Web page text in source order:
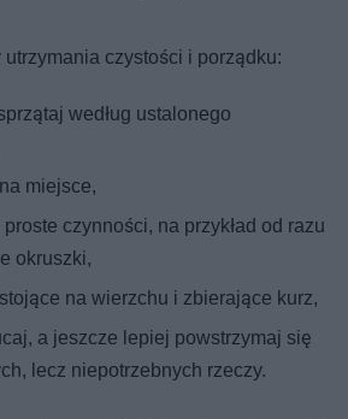
czystości i porządku:
według ustalonego
miejsce,
czynności, na przykład od razu
okruszki,
na wierzchu i zbierające kurz,
a jeszcze lepiej powstrzymaj się
lecz niepotrzebnych rzeczy.